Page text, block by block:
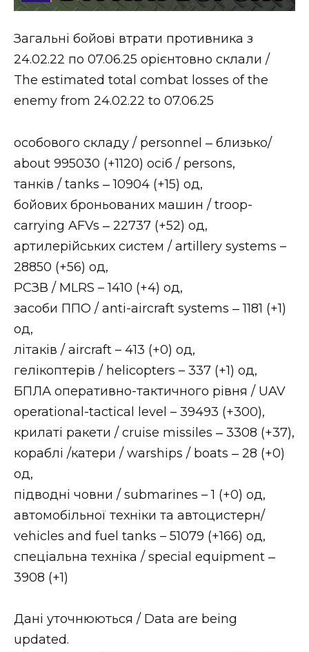
Стиль життя
Втрачений Ужгород
Втрачений Ужгород (відеоверсія)
ЗАКАРПАТСЬКІ НОВИНИ
НОВИНИ ЗАХІДНОЇ УКРАЇНИ
ФОТО
ВІДЕО
Загальні бойові втрати противника з
24.02.22 по 07.06.25 орієнтовно склали /
The estimated total combat losses of the
enemy from 24.02.22 to 07.06.25
особового складу / personnel ‒ близько/
about 995030 (+1120) осіб / persons,
танків / tanks ‒ 10904 (+15) од,
бойових броньованих машин / troop-
carrying AFVs ‒ 22737 (+52) од,
артилерійських систем / artillery systems –
28850 (+56) од,
РСЗВ / MLRS – 1410 (+4) од,
засоби ППО / anti-aircraft systems ‒ 1181 (+1)
од,
літаків / aircraft – 413 (+0) од,
гелікоптерів / helicopters – 337 (+1) од,
БПЛА оперативно-тактичного рівня / UAV
operational-tactical level – 39493 (+300),
крилаті ракети / cruise missiles ‒ 3308 (+37),
кораблі /катери / warships / boats ‒ 28 (+0)
од,
підводні човни / submarines – 1 (+0) од,
автомобільної техніки та автоцистерн/
vehicles and fuel tanks – 51079 (+166) од,
спеціальна техніка / special equipment ‒
3908 (+1)
Дані уточнюються / Data are being
updated.